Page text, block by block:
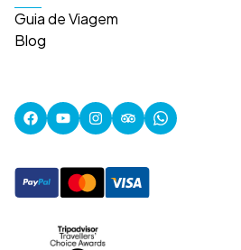
Guia de Viagem
Blog